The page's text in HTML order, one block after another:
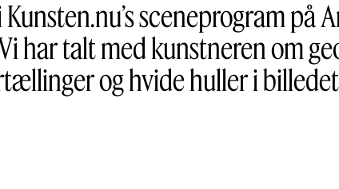
sceneprogram på
har talt med kunstneren om
og hvide huller i